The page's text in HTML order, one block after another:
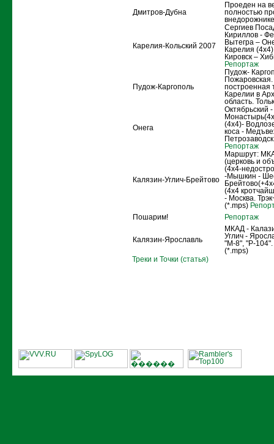
Дмитров-Дубна
Проеден на
полностью
Карелия-Кольский 2007
Сергиев
Кириллов -
Вытегра –
Карелия
Кировск –
Репортаж
Пудож-Каргополь
Пудож-
построенная
Карелии в
область.
Онега
Октябрьский
(4x4)-
коса -
Репортаж
Калязин-Углич-Брейтово
Маршрут:
(церковь и
(4х4-
-Мышкин -
(4х4
- Москва.
(*.mps)
Пошарим!
Репортаж
Калязин-Ярославль
МКАД -
Углич -
"М-8", "Р-104".
(*.mps)
Треки и Точки (статья)